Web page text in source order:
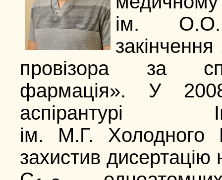
ім. О.О.
провізора за
фармація». У
аспірантурі
ім. М.Г.
захистив